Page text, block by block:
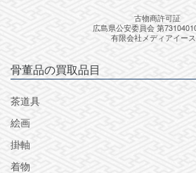
古物商許可証
広島県公安委員会 第
有限会社メディアイース
骨董品の買取品目
茶道具
絵画
掛軸
着物